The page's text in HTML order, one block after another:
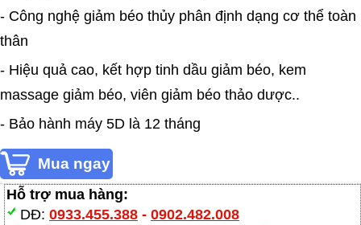
- Công nghệ giảm béo thủy phân định dạng cơ thể toàn
thân
- Hiệu quả cao, kết hợp tinh dầu giảm béo, kem
massage giảm béo, viên giảm béo thảo dược..
- Bảo hành máy 5D là 12 tháng
Hỗ trợ mua hàng:
DĐ: 0933.455.388- 0902.482.008